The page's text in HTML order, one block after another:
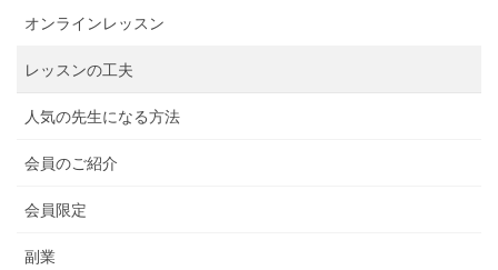
オンラインレッスン
レッスンの工夫
人気の先生になる方法
会員のご紹介
会員限定
副業